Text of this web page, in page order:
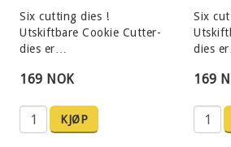
Six cutting dies !
Utskiftbare Cookie Cutter-
dies er…
169 NOK
KJØP
Six
dies
169